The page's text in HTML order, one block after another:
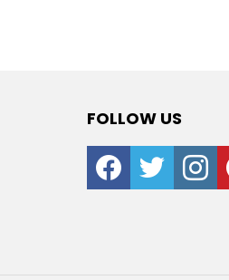
FOLLOW US
facebooktwitter